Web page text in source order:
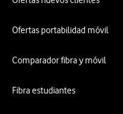
Ofertas portabilidad móvil
Comparador fibra y móvil
Fibra estudiantes